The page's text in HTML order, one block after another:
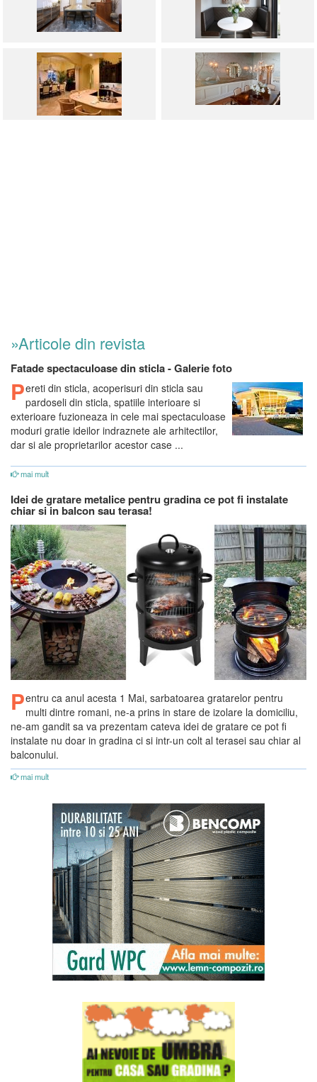
»Articole din revista
Fatade spectaculoase din sticla - Galerie foto
Pereti din sticla, acoperisuri din sticla sau
pardoseli din sticla, spatiile interioare si
exterioare fuzioneaza in cele mai spectaculoase
moduri gratie ideilor indraznete ale arhitectilor,
dar si ale proprietarilor acestor case ...
mai mult
Idei de gratare metalice pentru gradina ce pot fi instalate
chiar si in balcon sau terasa!
Pentru ca anul acesta 1 Mai, sarbatoarea gratarelor pentru
multi dintre romani, ne-a prins in stare de izolare la domiciliu,
ne-am gandit sa va prezentam cateva idei de gratare ce pot fi
instalate nu doar in gradina ci si intr-un colt al terasei sau chiar al
balconului.
mai mult